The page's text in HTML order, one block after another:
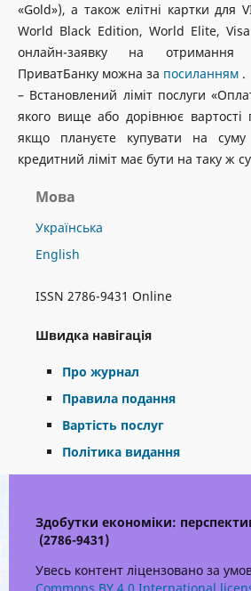
«Gold»), а також елітні картки для
World Black Edition, World Elite,
онлайн-заявку на отримання
ПриватБанку можна за посиланням.
– Встановлений ліміт послуги
якого вище або дорівнює вартості
якщо плануєте купувати на
кредитний ліміт має бути на таку ж
Мова
Українська
English
ISSN 2786-9431 Online
Швидка навігація
Про журнал
Правила подання
Вартість послуг
Політика видання
Здобутки економіки:
(2786-9431)
Увесь контент ліцензовано за